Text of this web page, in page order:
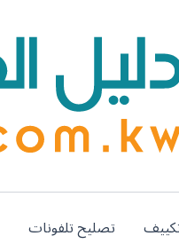
تصليح تلفونات